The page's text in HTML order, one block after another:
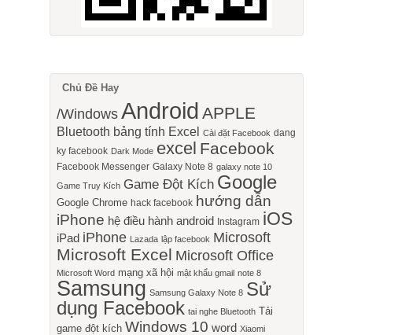
Chủ Đề Hay
/Windows Android APPLE
Bluetooth bảng tính Excel Cài đặt Facebook dang
ky facebook Dark Mode excel Facebook
Facebook Messenger Galaxy Note 8 galaxy note 10
Game Truy Kích Game Đột Kích Google
Google Chrome hack facebook hướng dẫn
iPhone hệ điều hành android Instagram iOS
iPad iPhone Lazada lập facebook Microsoft
Microsoft Excel Microsoft Office
Microsoft Word mạng xã hội mật khẩu gmail note 8
Samsung Samsung Galaxy Note 8 Sử
dụng Facebook tai nghe Bluetooth Tải
game đột kích Windows 10 word Xiaomi